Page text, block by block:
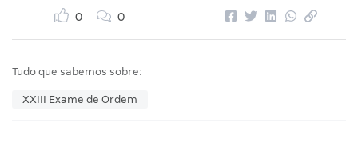
0 0
Tudo que sabemos sobre:
XXIII Exame de Ordem